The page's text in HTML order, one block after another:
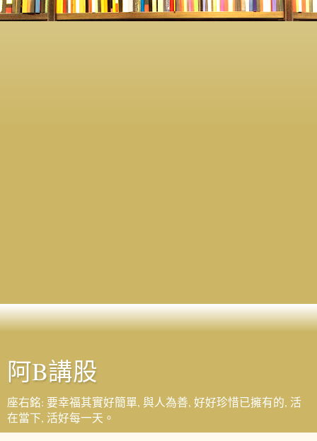
阿B講股
座右銘: 要幸福其實好簡單, 與人為善, 好好珍惜已擁有的, 活
在當下, 活好每一天。